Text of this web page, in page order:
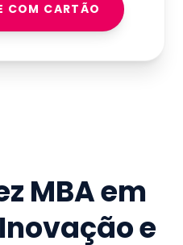
COM CARTÃO
MBA em
e